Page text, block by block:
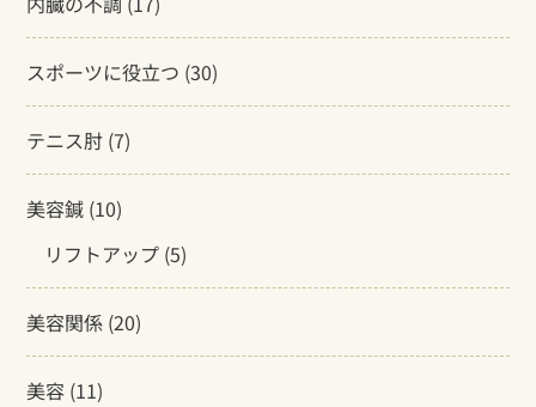
スポーツに役立つ (30)
テニス肘 (7)
美容鍼 (10)
リフトアップ (5)
美容関係 (20)
美容 (11)